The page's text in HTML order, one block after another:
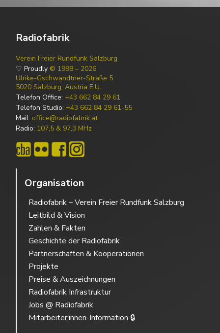
Radiofabrik
Verein Freier Rundfunk Salzburg
♡ Proudly © 1998 – 2026
Ulrike-Gschwandtner-Straße 5
5020 Salzburg, Austria E.U.
Telefon Office: +43 662 84 29 61
Telefon Studio: +43 662 84 29 61-55
Mail: office@radiofabrik.at
Radio: 107,5 & 97,3 MHz
Organisation
Radiofabrik – Verein Freier Rundfunk Salzburg
Leitbild & Vision
Zahlen & Fakten
Geschichte der Radiofabrik
Partnerschaften & Kooperationen
Projekte
Preise & Auszeichnungen
Radiofabrik Infrastruktur
Jobs @ Radiofabrik
Mitarbeiter:innen-Information 🔒